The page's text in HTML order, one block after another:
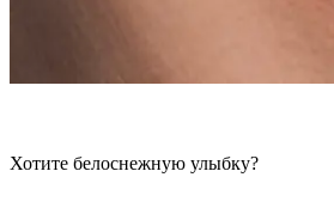
Хотите белоснежную улыбку?